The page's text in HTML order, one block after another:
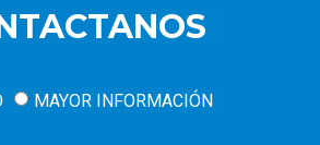
MAYOR INFORMACIÓN